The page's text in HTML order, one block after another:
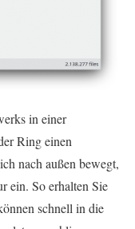
in einer
Ring einen
nach außen bewegt,
ein. So erhalten Sie
schnell in die